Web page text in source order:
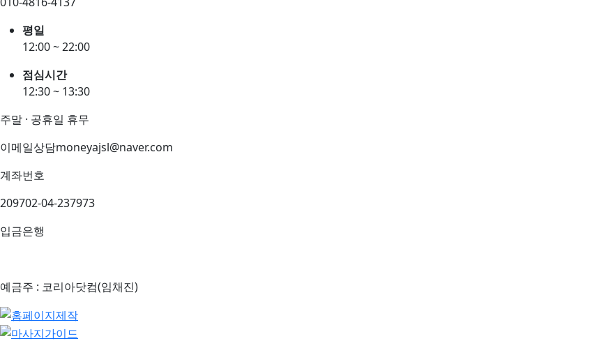
평일
12:00 ~ 22:00
점심시간
12:30 ~ 13:30
주말 · 공휴일 휴무
이메일상담moneyajsl@naver.com
계좌번호
209702-04-237973
입금은행
예금주 : 코리아닷컴(임채진)